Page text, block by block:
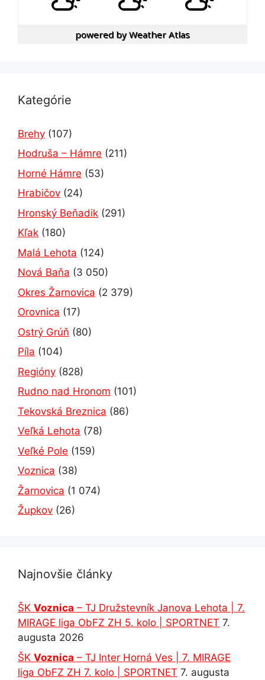
powered byWeather Atlas
Kategórie
Brehy (107)
Hodruša – Hámre (211)
Horné Hámre (53)
Hrabičov (24)
Hronský Beňadik (291)
Kľak (180)
Malá Lehota (124)
Nová Baňa (3 050)
Okres Žarnovica (2 379)
Orovnica (17)
Ostrý Grúň (80)
Píla (104)
Regióny (828)
Rudno nad Hronom (101)
Tekovská Breznica (86)
Veľká Lehota (78)
Veľké Pole (159)
Voznica (38)
Žarnovica (1 074)
Župkov (26)
Najnovšie články
ŠK Voznica – TJ Družstevník Janova Lehota | 7.
MIRAGE liga ObFZ ZH 5. kolo | SPORTNET 7.
augusta 2026
ŠK Voznica – TJ Inter Horná Ves | 7. MIRAGE
liga ObFZ ZH 7. kolo | SPORTNET 7. augusta